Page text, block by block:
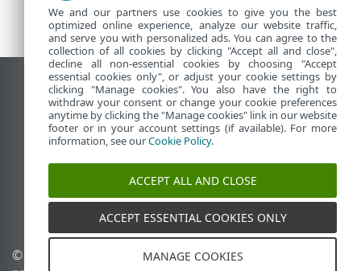
Wyświetl witrynę internetową dla
komputerów
End of Life
Baza wiedzy ESET
ESET Status Portal
Pomoc regionalna
© 1992 - 2026 ESET, spol. s
Zarządzaj plikami cookie
We and our partners use cookies to give you the best
optimized online experience, analyze our website traffic,
and serve you with personalized ads. You can agree to the
collection of all cookies by clicking "Accept all and close",
decline all non-essential cookies by choosing "Accept
essential cookies only", or adjust your cookie settings by
clicking "Manage cookies". You also have the right to
withdraw your consent or change your cookie preferences
anytime by clicking the "Manage cookies" link in our website
footer or in your account settings (if available). For more
information, see ourCookie Policy.
ACCEPT ALL AND CLOSE
ACCEPT ESSENTIAL COOKIES ONLY
MANAGE COOKIES